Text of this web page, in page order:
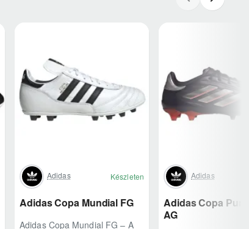
Adidas Készleten
Adidas Copa Mundial FG
Adidas Copa Mundial FG – A
Adidas
Adidas Copa
AG